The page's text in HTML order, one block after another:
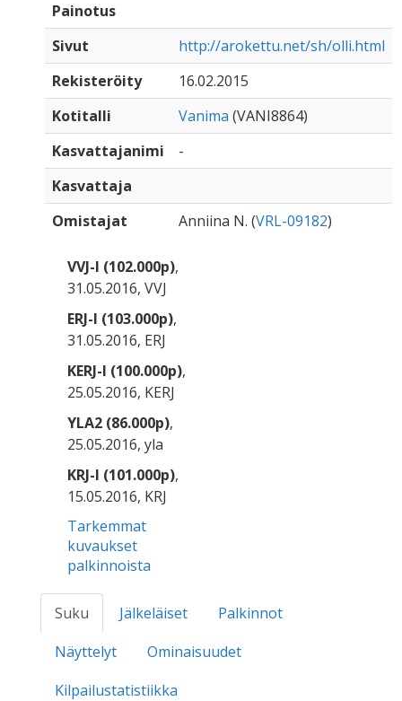
Painotus
Sivut
http://arokettu.net/sh/olli.html
Rekisteröity
16.02.2015
Kotitalli
Vanima (VANI8864)
Kasvattajanimi
-
Kasvattaja
Omistajat
Anniina N. (VRL-09182)
VVJ-I (102.000p),
31.05.2016, VVJ
ERJ-I (103.000p),
31.05.2016, ERJ
KERJ-I (100.000p),
25.05.2016, KERJ
YLA2 (86.000p),
25.05.2016, yla
KRJ-I (101.000p),
15.05.2016, KRJ
Tarkemmat
kuvaukset
palkinnoista
Suku Jälkeläiset
Palkinnot
Näyttelyt
Ominaisuudet
Kilpailustatistiikka